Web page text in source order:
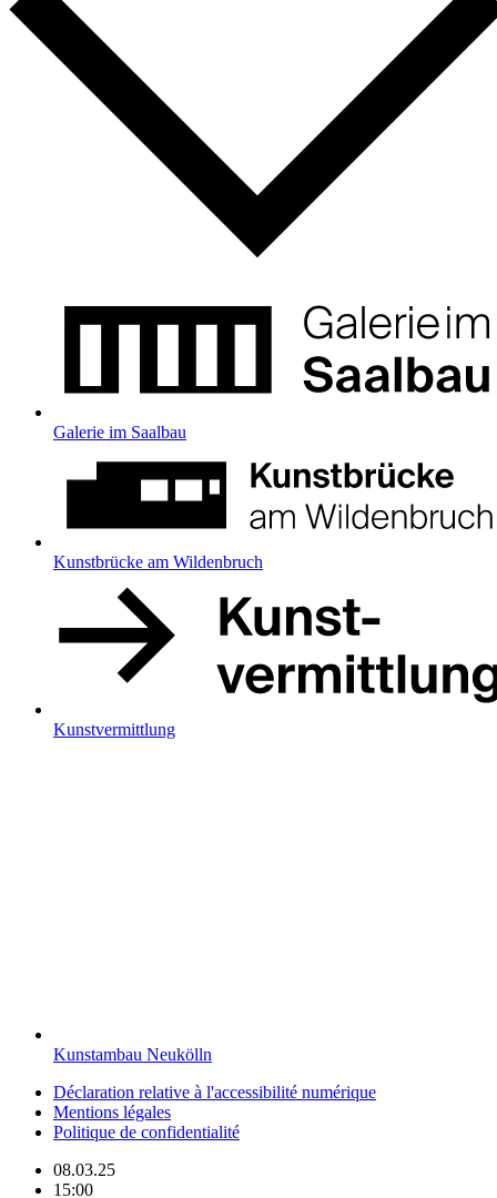
Galerie im Saalbau
Kunstbrücke am Wildenbruch
Kunstvermittlung
Kunstambau Neukölln
Déclaration relative à l'accessibilité numérique
Mentions légales
Politique de confidentialité
08.03.25
15:00